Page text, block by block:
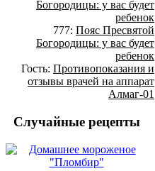
Богородицы: у вас будет
ребенок
777: Пояс Пресвятой
Богородицы: у вас будет
ребенок
Гость: Противопоказания и
отзывы врачей на аппарат
Алмаг-01
Случайные рецепты